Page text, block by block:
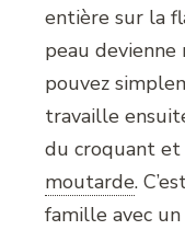
entière sur la
peau devienne
pouvez
travaille
du croquant et
moutarde.
famille avec